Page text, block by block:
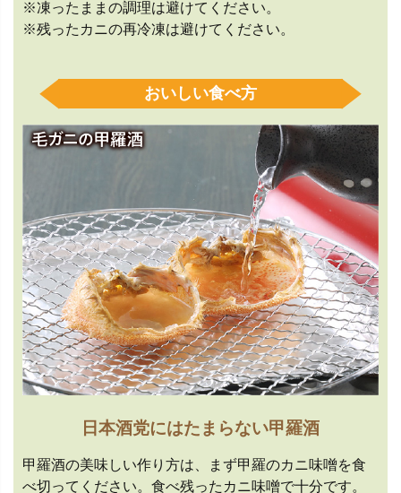
※凍ったままの調理は避けてください。
※残ったカニの再冷凍は避けてください。
おいしい食べ方
日本酒党にはたまらない甲羅酒
甲羅酒の美味しい作り方は、まず甲羅のカニ味噌を食
べ切ってください。食べ残ったカニ味噌で十分です。